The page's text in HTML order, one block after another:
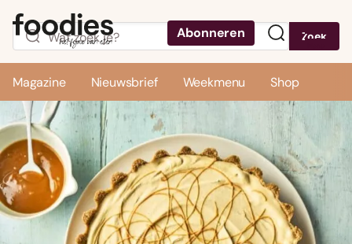
Abonneren Zoek
Magazine Nieuwsbrief Weekmenu Shop